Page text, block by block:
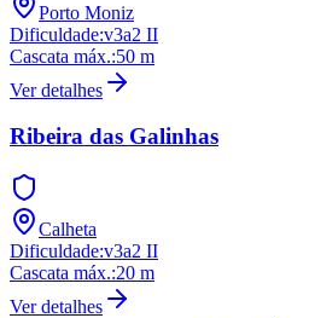
Porto Moniz
Dificuldade:v3a2 II
Cascata máx.:50 m
Ver detalhes
Ribeira das Galinhas
Calheta
Dificuldade:v3a2 II
Cascata máx.:20 m
Ver detalhes